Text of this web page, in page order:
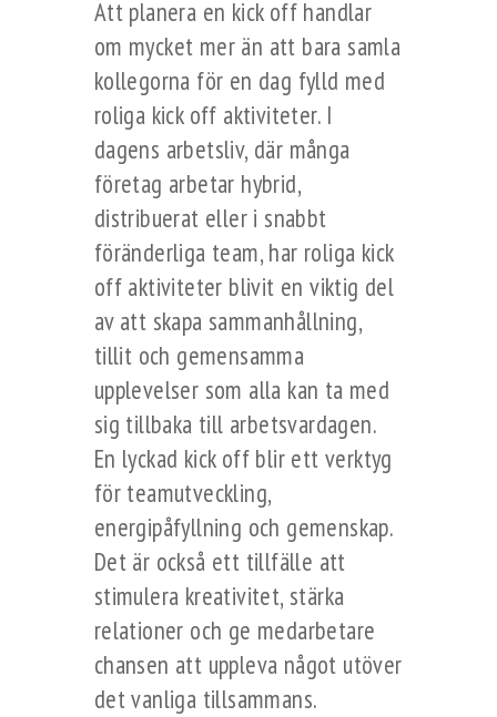
Att planera en kick off handlar
om mycket mer än att bara samla
kollegorna för en dag fylld med
roliga kick off aktiviteter. I
dagens arbetsliv, där många
företag arbetar hybrid,
distribuerat eller i snabbt
föränderliga team, har roliga kick
off aktiviteter blivit en viktig del
av att skapa sammanhållning,
tillit och gemensamma
upplevelser som alla kan ta med
sig tillbaka till arbetsvardagen.
En lyckad kick off blir ett verktyg
för teamutveckling,
energipåfyllning och gemenskap.
Det är också ett tillfälle att
stimulera kreativitet, stärka
relationer och ge medarbetare
chansen att uppleva något utöver
det vanliga tillsammans.